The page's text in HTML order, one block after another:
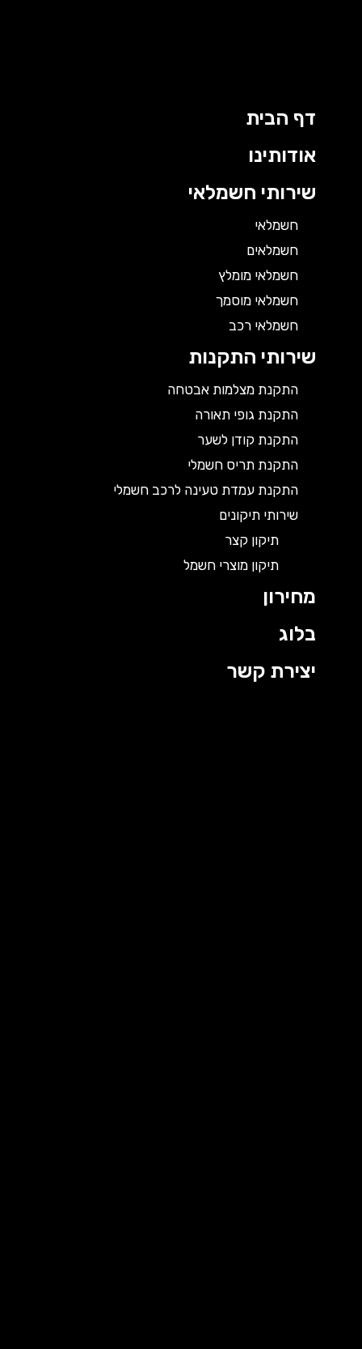
דף הבית
אודותינו
שירותי חשמלאי
חשמלאי
חשמלאים
חשמלאי מומלץ
חשמלאי מוסמך
חשמלאי רכב
שירותי התקנות
התקנת מצלמות אבטחה
התקנת גופי תאורה
התקנת קודן לשער
התקנת תריס חשמלי
התקנת עמדת טעינה לרכב חשמלי
שירותי תיקונים
תיקון קצר
תיקון מוצרי חשמל
מחירון
בלוג
יצירת קשר